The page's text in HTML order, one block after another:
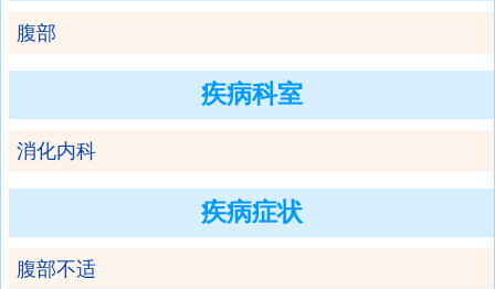
腹部
疾病科室
消化内科
疾病症状
腹部不适